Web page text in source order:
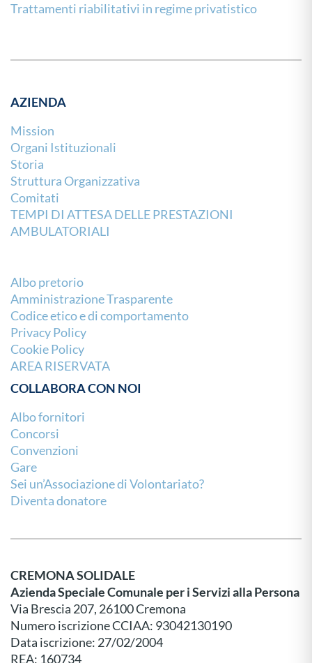
Trattamenti riabilitativi in regime privatistico
AZIENDA
Mission
Organi Istituzionali
Storia
Struttura Organizzativa
Comitati
TEMPI DI ATTESA DELLE PRESTAZIONI
AMBULATORIALI
Albo pretorio
Amministrazione Trasparente
Codice etico e di comportamento
Privacy Policy
Cookie Policy
AREA RISERVATA
COLLABORA CON NOI
Albo fornitori
Concorsi
Convenzioni
Gare
Sei un’Associazione di Volontariato?
Diventa donatore
CREMONA SOLIDALE
Azienda Speciale Comunale per i Servizi alla Persona
Via Brescia 207, 26100 Cremona
Numero iscrizione CCIAA: 93042130190
Data iscrizione: 27/02/2004
REA: 160734